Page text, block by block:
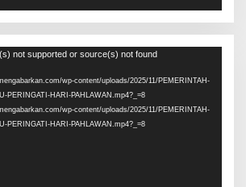
not supported or source(s) not found
wp-content/uploads/2025/11/PEMERINTAH-
PERINGATI-HARI-PAHLAWAN.mp4?_=8
wp-content/uploads/2025/11/PEMERINTAH-
PERINGATI-HARI-PAHLAWAN.mp4?_=8